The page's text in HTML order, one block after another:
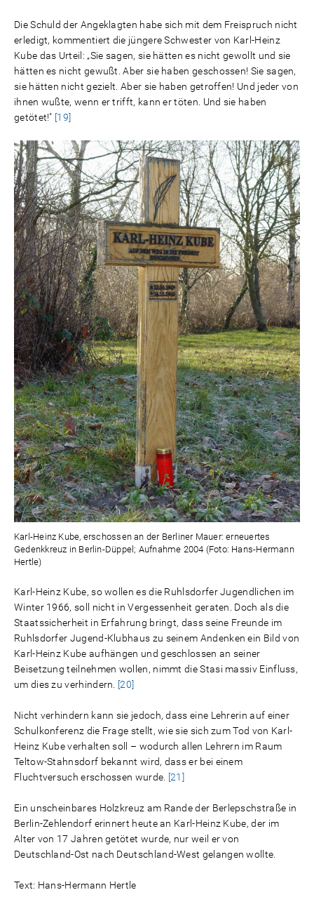
Die Schuld der Angeklagten habe sich mit dem Freispruch nicht
erledigt, kommentiert die jüngere Schwester von Karl-Heinz
Kube das Urteil: „Sie sagen, sie hätten es nicht gewollt und sie
hätten es nicht gewußt. Aber sie haben geschossen! Sie sagen,
sie hätten nicht gezielt. Aber sie haben getroffen! Und jeder von
ihnen wußte, wenn er trifft, kann er töten. Und sie haben
getötet!" [19]
Karl-Heinz Kube, erschossen an der Berliner Mauer: erneuertes
Gedenkkreuz in Berlin-Düppel; Aufnahme 2004 (Foto: Hans-Hermann
Hertle)
Karl-Heinz Kube, so wollen es die Ruhlsdorfer Jugendlichen im
Winter 1966, soll nicht in Vergessenheit geraten. Doch als die
Staatssicherheit in Erfahrung bringt, dass seine Freunde im
Ruhlsdorfer Jugend-Klubhaus zu seinem Andenken ein Bild von
Karl-Heinz Kube aufhängen und geschlossen an seiner
Beisetzung teilnehmen wollen, nimmt die Stasi massiv Einfluss,
um dies zu verhindern.
[20]
Nicht verhindern kann sie jedoch, dass eine Lehrerin auf einer
Schulkonferenz die Frage stellt, wie sie sich zum Tod von Karl-
Heinz Kube verhalten soll – wodurch allen Lehrern im Raum
Teltow-Stahnsdorf bekannt wird, dass er bei einem
Fluchtversuch erschossen wurde. [21]
Ein unscheinbares Holzkreuz am Rande der Berlepschstraße in
Berlin-Zehlendorf erinnert heute an Karl-Heinz Kube, der im
Alter von 17 Jahren getötet wurde, nur weil er von
Deutschland-Ost nach Deutschland-West gelangen wollte.
Text: Hans-Hermann Hertle